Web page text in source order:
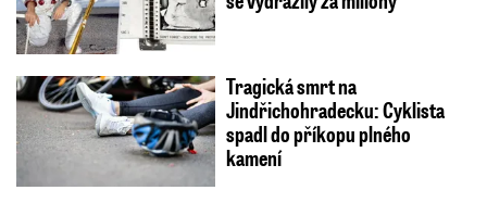
Tragická smrt na
Jindřichohradecku: Cyklista
spadl do příkopu plného
kamení